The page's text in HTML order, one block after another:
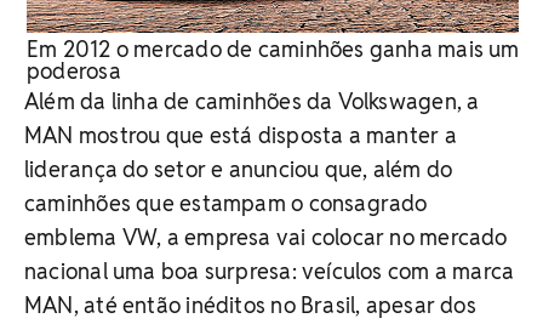
Em 2012 o mercado de caminhões ganha mais uma
poderosa
Além da linha de caminhões da Volkswagen, a
MAN mostrou que está disposta a manter a
liderança do setor e anunciou que, além do
caminhões que estampam o consagrado
emblema VW, a empresa vai colocar no mercado
nacional uma boa surpresa: veículos com a marca
MAN, até então inéditos no Brasil, apesar dos